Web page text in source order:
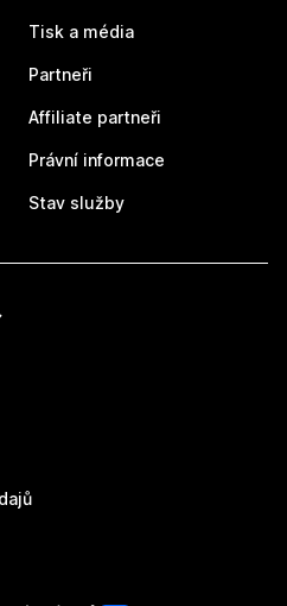
Tisk a média
Partneři
Affiliate partneři
Právní informace
Stav služby